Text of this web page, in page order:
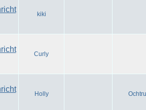
kiki
Curly
Holly